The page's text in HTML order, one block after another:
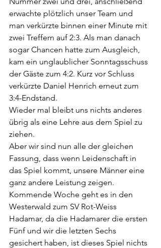
erwachte plötzlich unser Team und
man verkürzte binnen einer Minute mit
zwei Treffern auf 2:3. Als man danach
sogar Chancen hatte zum Ausgleich,
kam ein unglaublicher Sonntagsschuss
der Gäste zum 4:2. Kurz vor Schluss
verkürzte Daniel Henrich erneut zum
3:4-Endstand.
Wieder mal bleibt uns nichts anderes
übrig als eine Lehre aus dem Spiel zu
ziehen.
Aber wir sind nun alle der gleichen
Fassung, dass wenn Leidenschaft in
das Spiel kommt, unsere Männer eine
ganz andere Leistung zeigen.
Kommende Woche geht es in den
Westerwald zum SV Rot-Weiss
Hadamar, da die Hadamarer die ersten
Fünf und wir die letzten Sechs
gesichert haben, ist dieses Spiel nichts